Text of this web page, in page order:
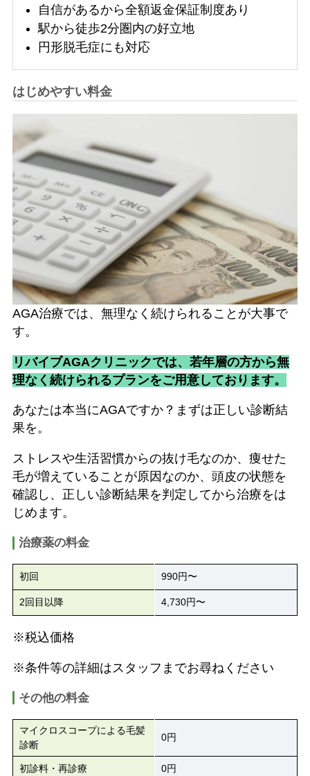
自信があるから全額返金保証制度あり
駅から徒歩2分圏内の好立地
円形脱毛症にも対応
はじめやすい料金
AGA治療では、無理なく続けられることが大事で
す。
リバイブAGAクリニックでは、若年層の方から無
理なく続けられるプランをご用意しております。
あなたは本当にAGAですか？まずは正しい診断結
果を。
ストレスや生活習慣からの抜け毛なのか、痩せた
毛が増えていることが原因なのか、頭皮の状態を
確認し、正しい診断結果を判定してから治療をは
じめます。
治療薬の料金
初回 990円〜
2回目以降 4,730円〜
※税込価格
※条件等の詳細はスタッフまでお尋ねください
その他の料金
マイクロスコープによる毛髪
診断
0円
初診料・再診療 0円